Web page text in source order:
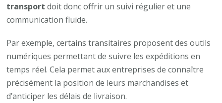
transport doit donc offrir un suivi régulier et une
communication fluide.
Par exemple, certains transitaires proposent des outils
numériques permettant de suivre les expéditions en
temps réel. Cela permet aux entreprises de connaître
précisément la position de leurs marchandises et
d’anticiper les délais de livraison.